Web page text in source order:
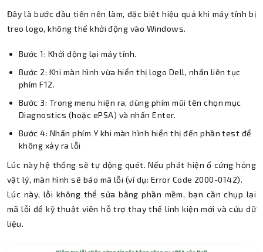
Đây là bước đầu tiên nên làm, đặc biệt hiệu quả khi máy tính bị
treo logo, không thể khởi động vào Windows.
Bước 1: Khởi động lại máy tính.
Bước 2: Khi màn hình vừa hiển thị logo Dell, nhấn liên tục
phím F12.
Bước 3: Trong menu hiện ra, dùng phím mũi tên chọn mục
Diagnostics (hoặc ePSA) và nhấn Enter.
Bước 4: Nhấn phím Y khi màn hình hiển thị đến phần test để
không xảy ra lỗi
Lúc này hệ thống sẽ tự động quét. Nếu phát hiện ổ cứng hỏng
vật lý, màn hình sẽ báo mã lỗi (ví dụ: Error Code 2000-0142).
Lúc này, lỗi không thể sửa bằng phần mềm, bạn cần chụp lại
mã lỗi để kỹ thuật viên hỗ trợ thay thế linh kiện mới và cứu dữ
liệu.